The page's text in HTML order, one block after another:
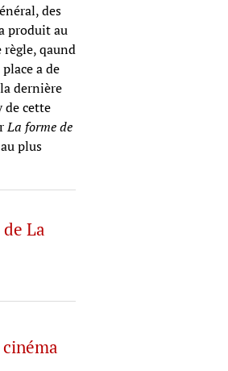
des
produit au
qaund
a de
dernière
de cette
La forme de
plus
La